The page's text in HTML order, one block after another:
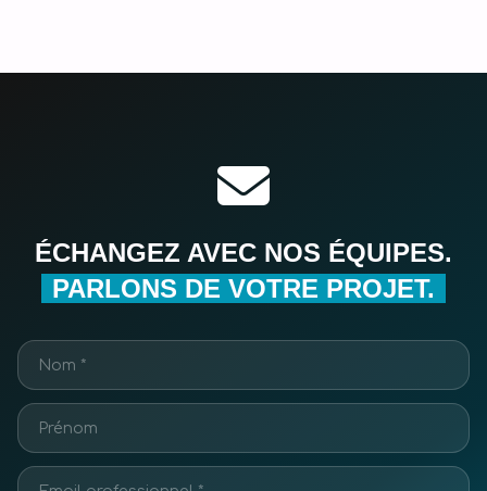
ÉCHANGEZ AVEC NOS ÉQUIPES.
PARLONS DE VOTRE PROJET.